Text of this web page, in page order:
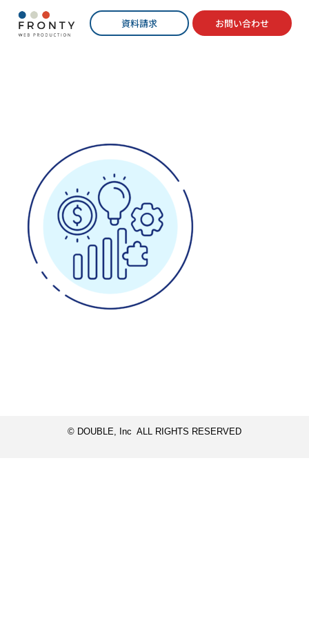
資料請求 お問い合わせ
© DOUBLE, Inc ALL RIGHTS RESERVED